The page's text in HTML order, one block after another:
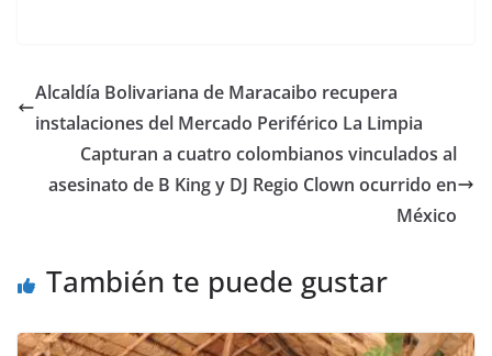
Alcaldía Bolivariana de Maracaibo recupera
instalaciones del Mercado Periférico La Limpia
Capturan a cuatro colombianos vinculados al
asesinato de B King y DJ Regio Clown ocurrido en
México
También te puede gustar